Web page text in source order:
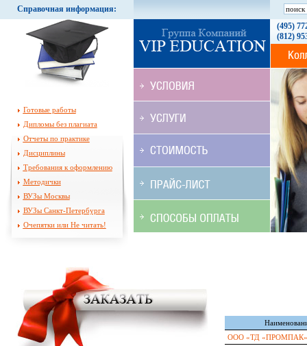
Справочная информация:
Готовые работы
Дипломы без плагиата
Отчеты по практике
Дисциплины
Требования к оформлению
Методички
ВУЗы Москвы
ВУЗы Санкт-Петербурга
Очепятки или Не читать!
(495)
(812)
ООО «ТД «ПРОМПАК»